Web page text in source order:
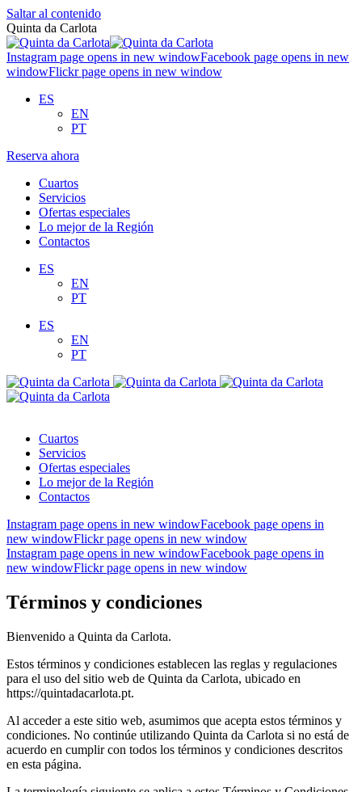
Saltar al contenido
Quinta da Carlota
Instagram page opens in new windowFacebook page opens in new
windowFlickr page opens in new window
ES
EN
PT
Reserva ahora
Cuartos
Servicios
Ofertas especiales
Lo mejor de la Región
Contactos
ES
EN
PT
ES
EN
PT
Cuartos
Servicios
Ofertas especiales
Lo mejor de la Región
Contactos
Instagram page opens in new windowFacebook page opens in
new windowFlickr page opens in new window
Instagram page opens in new windowFacebook page opens in
new windowFlickr page opens in new window
Términos y condiciones
Bienvenido a Quinta da Carlota.
Estos términos y condiciones establecen las reglas y regulaciones
para el uso del sitio web de Quinta da Carlota, ubicado en
https://quintadacarlota.pt.
Al acceder a este sitio web, asumimos que acepta estos términos y
condiciones. No continúe utilizando Quinta da Carlota si no está de
acuerdo en cumplir con todos los términos y condiciones descritos
en esta página.